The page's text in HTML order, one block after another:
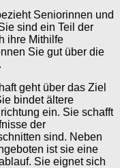
Seniorinnen und
sind ein Teil der
ihre Mithilfe
Sie gut über die
geht über das Ziel
bindet ältere
ein. Sie schafft
der
sind. Neben
ist sie eine
Sie eignet sich